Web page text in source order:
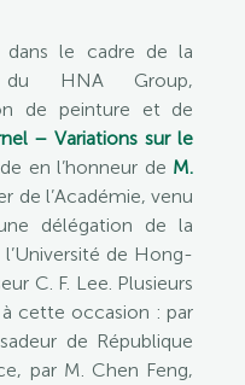
dans le cadre de la
du HNA Group,
de peinture et de
– Variations sur le
en l’honneur de M.
de l’Académie, venu
délégation de la
de Hong-
C. F. Lee. Plusieurs
cette occasion : par
de République
par M. Chen Feng,